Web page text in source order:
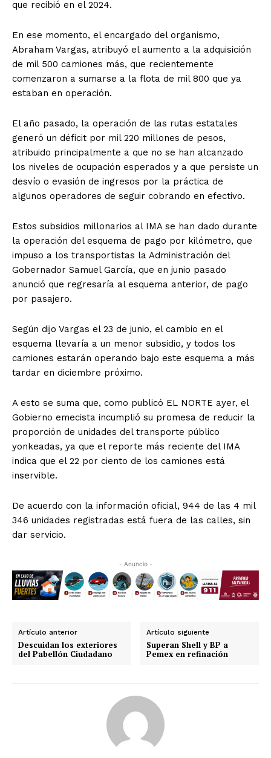
que recibió en el 2024.
En ese momento, el encargado del organismo,
Abraham Vargas, atribuyó el aumento a la adquisición
de mil 500 camiones más, que recientemente
comenzaron a sumarse a la flota de mil 800 que ya
estaban en operación.
El año pasado, la operación de las rutas estatales
generó un déficit por mil 220 millones de pesos,
atribuido principalmente a que no se han alcanzado
los niveles de ocupación esperados y a que persiste un
desvío o evasión de ingresos por la práctica de
algunos operadores de seguir cobrando en efectivo.
Estos subsidios millonarios al IMA se han dado durante
la operación del esquema de pago por kilómetro, que
impuso a los transportistas la Administración del
Gobernador Samuel García, que en junio pasado
anunció que regresaría al esquema anterior, de pago
por pasajero.
Según dijo Vargas el 23 de junio, el cambio en el
esquema llevaría a un menor subsidio, y todos los
camiones estarán operando bajo este esquema a más
tardar en diciembre próximo.
A esto se suma que, como publicó EL NORTE ayer, el
Gobierno emecista incumplió su promesa de reducir la
proporción de unidades del transporte público
yonkeadas, ya que el reporte más reciente del IMA
indica que el 22 por ciento de los camiones está
inservible.
De acuerdo con la información oficial, 944 de las 4 mil
346 unidades registradas está fuera de las calles, sin
dar servicio.
- Anuncio -
Artículo anterior
Descuidan los exteriores
del Pabellón Ciudadano
Artículo siguiente
Superan Shell y BP a
Pemex en refinación